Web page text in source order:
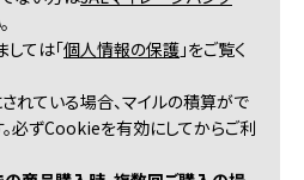
ては「個人情報の保護 」をご覧く
れている場合、マイルの積算がで
必ずCookieを有効にしてからご利